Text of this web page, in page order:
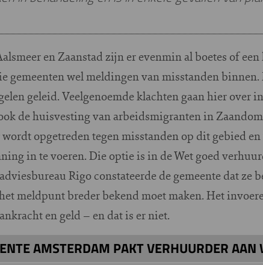
en Zaanstad zijn er evenmin al boetes of
gemeenten wel meldingen van misstanden
geleid. Veelgenoemde klachten gaan hier
de huisvesting van arbeidsmigranten in
opgetreden tegen misstanden op dit gebied
in te voeren. Die optie is in de Wet goed
Rigo constateerde de gemeente dat ze
meldpunt breder bekend moet maken. Het
en geld – en dat is er niet.
AMSTERDAM PAKT VERHUURDER AAN